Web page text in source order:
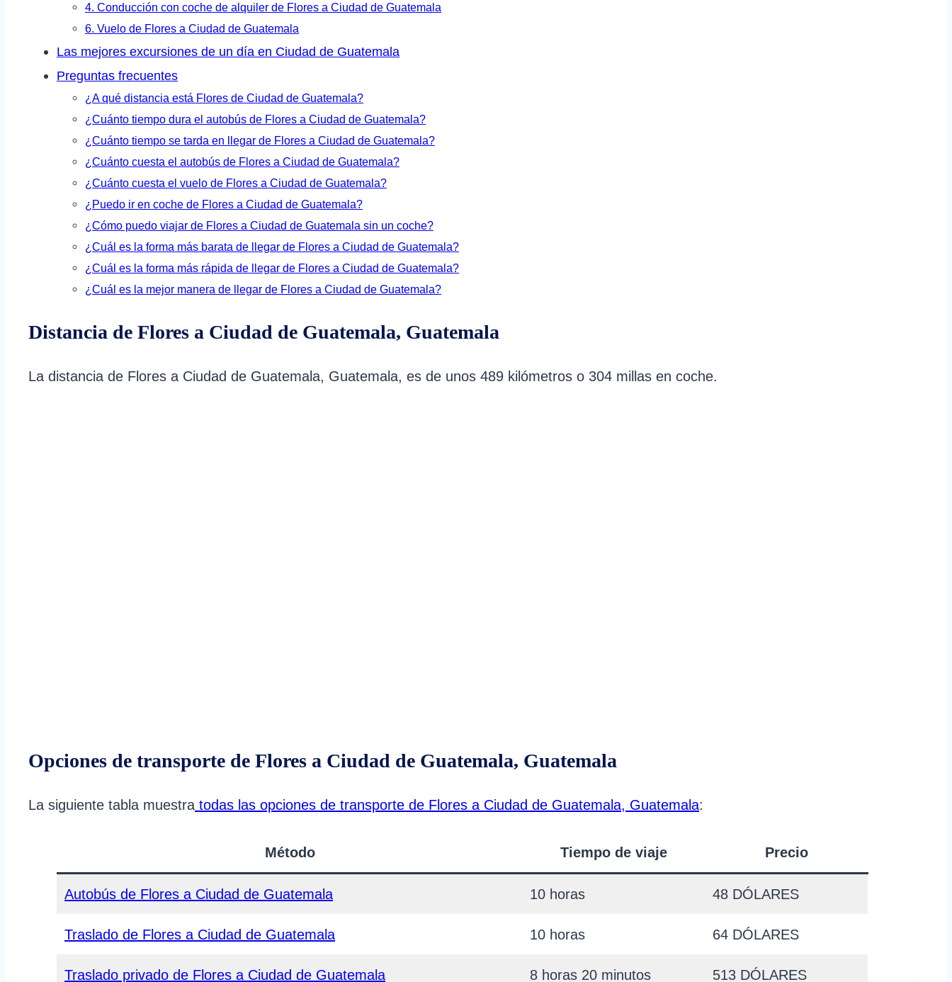
4. Conducción con coche de alquiler de Flores a Ciudad de Guatemala
6. Vuelo de Flores a Ciudad de Guatemala
Las mejores excursiones de un día en Ciudad de Guatemala
Preguntas frecuentes
¿A qué distancia está Flores de Ciudad de Guatemala?
¿Cuánto tiempo dura el autobús de Flores a Ciudad de Guatemala?
¿Cuánto tiempo se tarda en llegar de Flores a Ciudad de Guatemala?
¿Cuánto cuesta el autobús de Flores a Ciudad de Guatemala?
¿Cuánto cuesta el vuelo de Flores a Ciudad de Guatemala?
¿Puedo ir en coche de Flores a Ciudad de Guatemala?
¿Cómo puedo viajar de Flores a Ciudad de Guatemala sin un coche?
¿Cuál es la forma más barata de llegar de Flores a Ciudad de Guatemala?
¿Cuál es la forma más rápida de llegar de Flores a Ciudad de Guatemala?
¿Cuál es la mejor manera de llegar de Flores a Ciudad de Guatemala?
Distancia de Flores a Ciudad de Guatemala, Guatemala
La distancia de Flores a Ciudad de Guatemala, Guatemala, es de unos 489 kilómetros o 304 millas en coche.
Opciones de transporte de Flores a Ciudad de Guatemala, Guatemala
La siguiente tabla muestra todas las opciones de transporte de Flores a Ciudad de Guatemala, Guatemala:
Método Tiempo de viaje Precio
Autobús de Flores a Ciudad de Guatemala 10 horas 48 DÓLARES
Traslado de Flores a Ciudad de Guatemala 10 horas 64 DÓLARES
Traslado privado de Flores a Ciudad de Guatemala 8 horas 20 minutos 513 DÓLARES